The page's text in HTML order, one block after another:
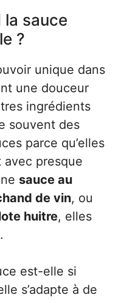
la sauce
?
unique dans
une douceur
ingrédients
souvent des
parce qu’elles
presque
sauce au
de vin, ou
huitre, elles
est-elle si
s’adapte à de